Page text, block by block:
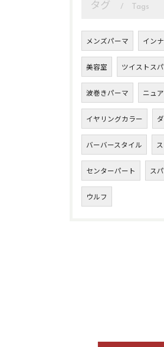
タグ Tags
メンズパーマ イン
美容室 ツイストス
波巻きパーマ ニュ
イヤリングカラー
バーバースタイル
センターパート ス
ウルフ